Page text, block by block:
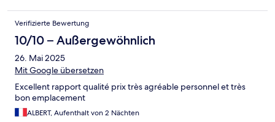
Verifizierte Bewertung
10/10 – Außergewöhnlich
26. Mai 2025
Mit Google übersetzen
Excellent rapport qualité prix très agréable personnel et très
bon emplacement
ALBERT, Aufenthalt von 2 Nächten